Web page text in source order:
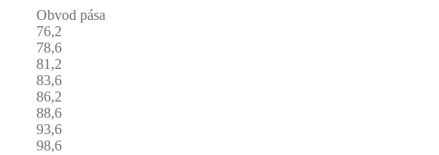
Obvod pása
76,2
78,6
81,2
83,6
86,2
88,6
93,6
98,6